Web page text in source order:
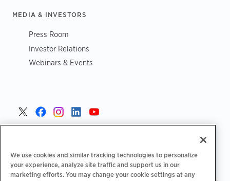
MEDIA & INVESTORS
Press Room
Investor Relations
Webinars & Events
We use cookies and similar tracking technologies to personalize
your experience, analyze site traffic and support us in our
marketing efforts. You may change your cookie settings at any